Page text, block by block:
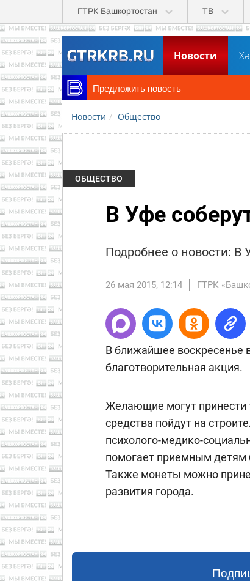
Перейти к основному содержанию
ГТРК Башкортостан ТВ
Новости
Предложить новость
Новости Общество
ОБЩЕСТВО
В Уфе
Подробнее о новости: В
26 мая 2015, 12:14 ГТРК
В ближайшее воскресенье
благотворительная акция.
Желающие могут
средства пойдут на
психолого-медико-
помогает приемным детям
Также монеты можно
развития города.